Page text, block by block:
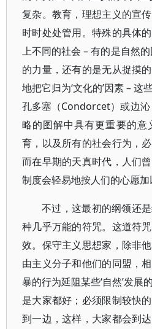
复杂。教育，理想主义的宣
时时处处管用。特殊的具体
上不同的社会 – 有的是自然
的力量，还有的是无从捉摸
地把它归为‘文化的’因素 – 这
孔多塞（Condorcet）或边
略的图解中具有更重要的意
育，以及所有的社会行为，
而在早期的天真时代，人们
制度会轻易地按人们的心愿加
不过，这最初的纲领还
种几乎万能的符咒。这道符
效。保守主义思想家，除非
由主义分子和他们的同盟，
暴的行为延阻某些‘自然’发展
是大家都好；必须限制较快
到一边，这样，大家都会到